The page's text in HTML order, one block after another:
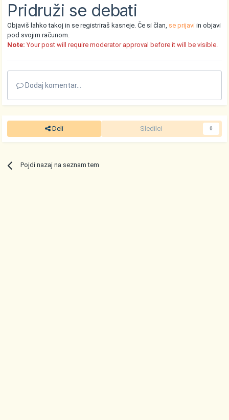
Pridruži se debati
Objaviš lahko takoj in se registriraš kasneje. Če si član, se prijavi in objavi
pod svojim računom.
Note: Your post will require moderator approval before it will be visible.
Dodaj komentar...
Deli Sledilci 0
Pojdi nazaj na seznam tem